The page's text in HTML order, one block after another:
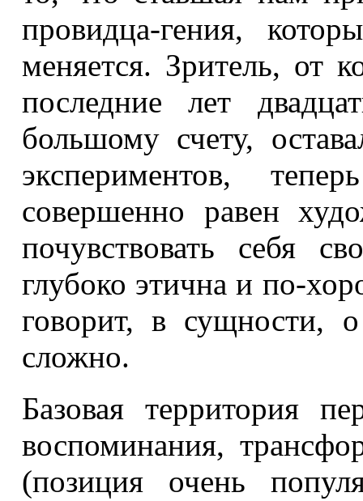
провидца-гения,
меняется. Зритель, от
последние лет
большому счету,
экспериментов,
совершенно равен
почувствовать себя
глубоко этична и по-
говорит, в сущности,
сложно.
Базовая территория
воспоминания,
(позиция очень